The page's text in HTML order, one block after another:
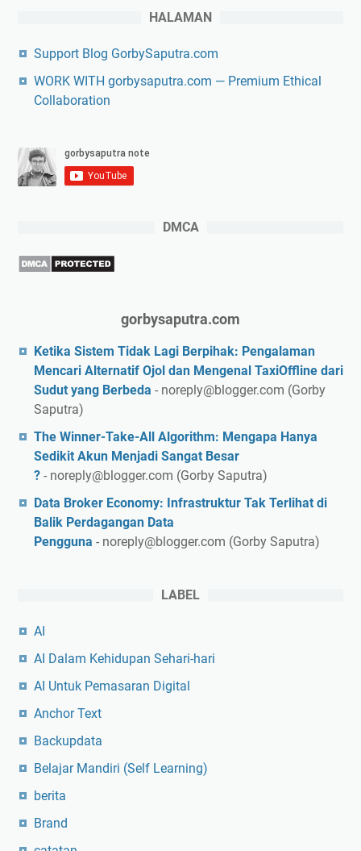
HALAMAN
Support Blog GorbySaputra.com
WORK WITH gorbysaputra.com — Premium Ethical
Collaboration
DMCA
gorbysaputra.com
Ketika Sistem Tidak Lagi Berpihak: Pengalaman
Mencari Alternatif Ojol dan Mengenal TaxiOffline dari
Sudut yang Berbeda - noreply@blogger.com (Gorby
Saputra)
The Winner-Take-All Algorithm: Mengapa Hanya
Sedikit Akun Menjadi Sangat Besar
? - noreply@blogger.com (Gorby Saputra)
Data Broker Economy: Infrastruktur Tak Terlihat di
Balik Perdagangan Data
Pengguna - noreply@blogger.com (Gorby Saputra)
LABEL
AI
AI Dalam Kehidupan Sehari-hari
AI Untuk Pemasaran Digital
Anchor Text
Backupdata
Belajar Mandiri (Self Learning)
berita
Brand